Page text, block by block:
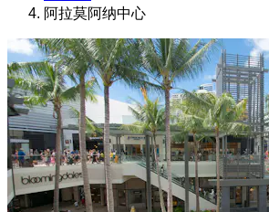
阿拉莫阿纳中心